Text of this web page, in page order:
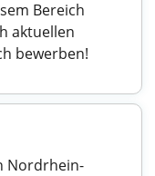
Bereich
aktuellen
bewerben!
Nordrhein-